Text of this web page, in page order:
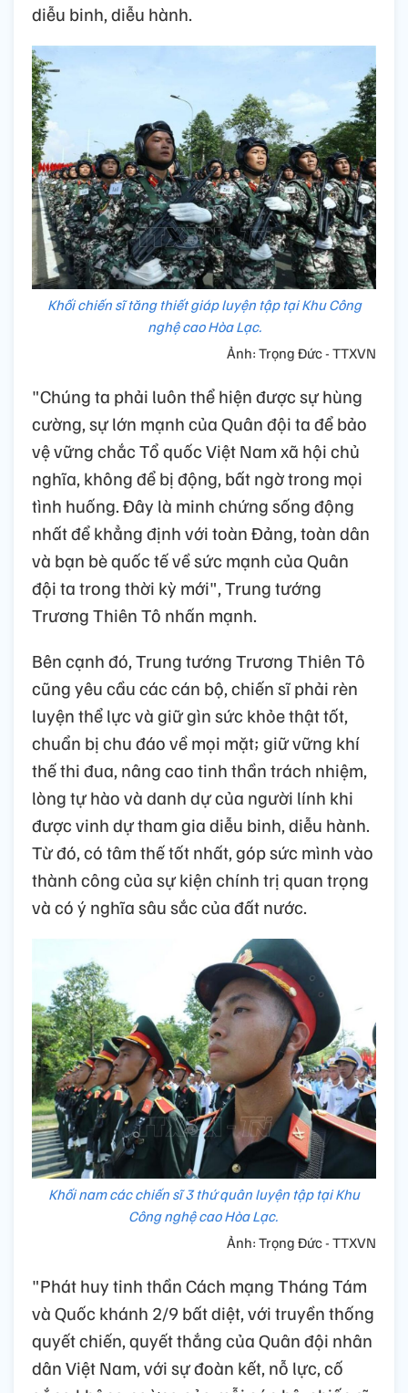
diễu binh, diễu hành.
Khối chiến sĩ tăng thiết giáp luyện tập tại Khu Công
nghệ cao Hòa Lạc.
Ảnh: Trọng Đức - TTXVN
"Chúng ta phải luôn thể hiện được sự hùng
cường, sự lớn mạnh của Quân đội ta để bảo
vệ vững chắc Tổ quốc Việt Nam xã hội chủ
nghĩa, không để bị động, bất ngờ trong mọi
tình huống. Đây là minh chứng sống động
nhất để khẳng định với toàn Đảng, toàn dân
và bạn bè quốc tế về sức mạnh của Quân
đội ta trong thời kỳ mới", Trung tướng
Trương Thiên Tô nhấn mạnh.
Bên cạnh đó, Trung tướng Trương Thiên Tô
cũng yêu cầu các cán bộ, chiến sĩ phải rèn
luyện thể lực và giữ gìn sức khỏe thật tốt,
chuẩn bị chu đáo về mọi mặt; giữ vững khí
thế thi đua, nâng cao tinh thần trách nhiệm,
lòng tự hào và danh dự của người lính khi
được vinh dự tham gia diễu binh, diễu hành.
Từ đó, có tâm thế tốt nhất, góp sức mình vào
thành công của sự kiện chính trị quan trọng
và có ý nghĩa sâu sắc của đất nước.
Khối nam các chiến sĩ 3 thứ quân luyện tập tại Khu
Công nghệ cao Hòa Lạc.
Ảnh: Trọng Đức - TTXVN
"Phát huy tinh thần Cách mạng Tháng Tám
và Quốc khánh 2/9 bất diệt, với truyền thống
quyết chiến, quyết thắng của Quân đội nhân
dân Việt Nam, với sự đoàn kết, nỗ lực, cố